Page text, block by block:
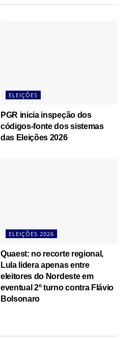
ELEIÇÕES
PGR inicia inspeção dos
códigos-fonte dos sistemas
das Eleições 2026
ELEIÇÕES 2026
Quaest: no recorte regional,
Lula lidera apenas entre
eleitores do Nordeste em
eventual 2º turno contra Flávio
Bolsonaro